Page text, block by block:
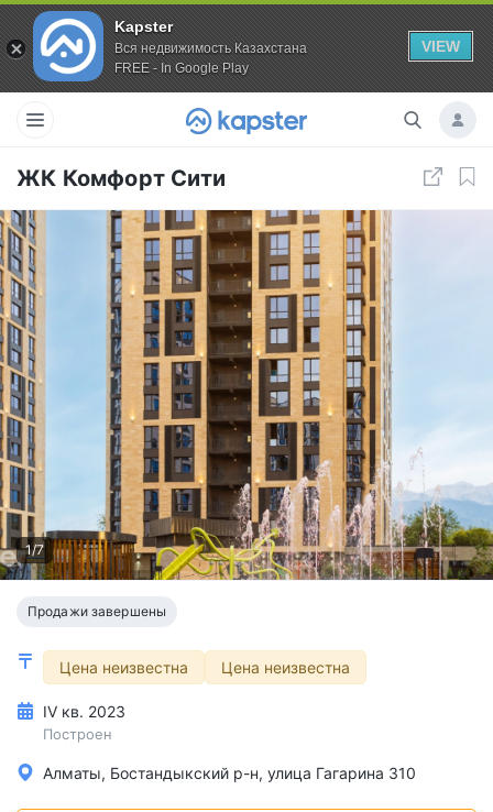
Kapster
Вся недвижимость Казахстана
FREE - In Google Play
VIEW
ЖК Комфорт Сити
1/7
Продажи завершены
Цена неизвестна Цена неизвестна
IV кв. 2023
Построен
Алматы, Бостандыкский р-н, улица Гагарина 310